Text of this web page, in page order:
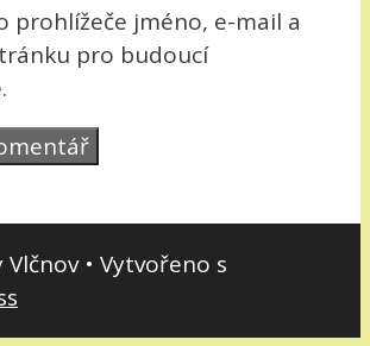
prohlížeče jméno, e-mail a
pro budoucí
Vlčnov• Vytvořeno s